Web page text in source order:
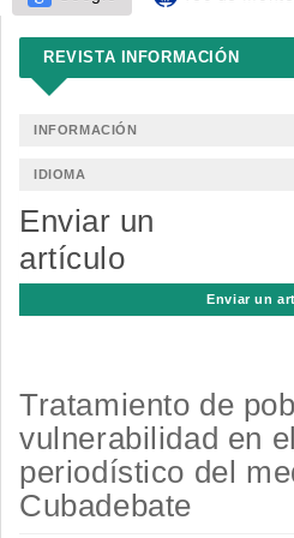
REVISTA INFORMACIÓN
INFORMACIÓN
IDIOMA
Enviar un
artículo
Enviar un
Tratamiento de
vulnerabilidad en
periodístico del
Cubadebate